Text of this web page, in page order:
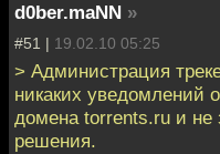
d0ber.maNN »
#51 | 19.02.10 05:25
> Администрация
никаких уведомлений
домена torrents.ru и не
решения.